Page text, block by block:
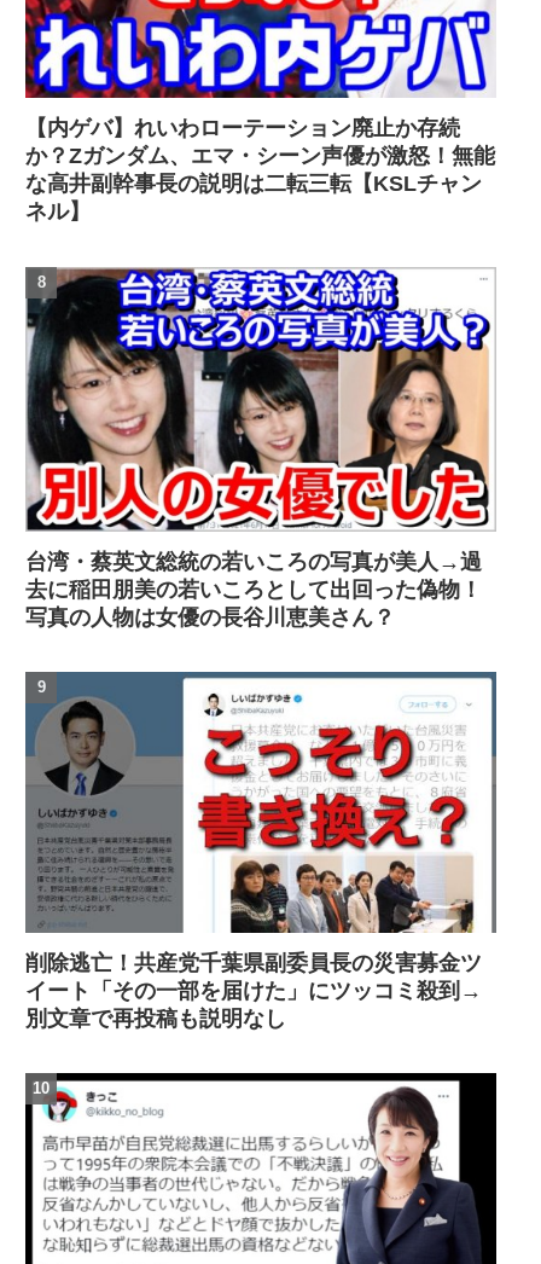
【内ゲバ】れいわローテーション廃止か存続
か？Zガンダム、エマ・シーン声優が激怒！無能
な高井副幹事長の説明は二転三転【KSLチャン
ネル】
台湾・蔡英文総統の若いころの写真が美人→過
去に稲田朋美の若いころとして出回った偽物！
写真の人物は女優の長谷川恵美さん？
削除逃亡！共産党千葉県副委員長の災害募金ツ
イート「その一部を届けた」にツッコミ殺到→
別文章で再投稿も説明なし